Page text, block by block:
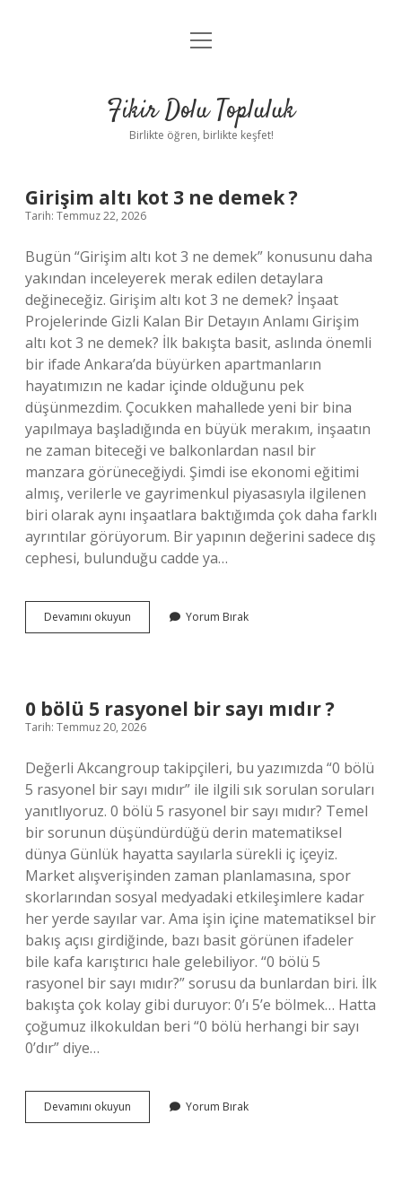
Anasayfa
Yasal Uyarı
menüyü
Fikir Dolu Topluluk
Birlikte öğren, birlikte keşfet!
Fikir
Dolu
Topluluk
Yazılar
Girişim altı kot 3 ne demek ?
Tarih: Temmuz 22, 2026
Bugün “Girişim altı kot 3 ne demek” konusunu daha
yakından inceleyerek merak edilen detaylara
değineceğiz. Girişim altı kot 3 ne demek? İnşaat
Projelerinde Gizli Kalan Bir Detayın Anlamı Girişim
altı kot 3 ne demek? İlk bakışta basit, aslında önemli
bir ifade Ankara’da büyürken apartmanların
hayatımızın ne kadar içinde olduğunu pek
düşünmezdim. Çocukken mahallede yeni bir bina
yapılmaya başladığında en büyük merakım, inşaatın
ne zaman biteceği ve balkonlardan nasıl bir
manzara görüneceğiydi. Şimdi ise ekonomi eğitimi
almış, verilerle ve gayrimenkul piyasasıyla ilgilenen
biri olarak aynı inşaatlara baktığımda çok daha farklı
ayrıntılar görüyorum. Bir yapının değerini sadece dış
cephesi, bulunduğu cadde ya…
Devamını okuyun
altı
?
Yorum Bırak
0 bölü 5 rasyonel bir sayı mıdır ?
Tarih: Temmuz 20, 2026
Değerli Akcangroup takipçileri, bu yazımızda “0 bölü
5 rasyonel bir sayı mıdır” ile ilgili sık sorulan soruları
yanıtlıyoruz. 0 bölü 5 rasyonel bir sayı mıdır? Temel
bir sorunun düşündürdüğü derin matematiksel
dünya Günlük hayatta sayılarla sürekli iç içeyiz.
Market alışverişinden zaman planlamasına, spor
skorlarından sosyal medyadaki etkileşimlere kadar
her yerde sayılar var. Ama işin içine matematiksel bir
bakış açısı girdiğinde, bazı basit görünen ifadeler
bile kafa karıştırıcı hale gelebiliyor. “0 bölü 5
rasyonel bir sayı mıdır?” sorusu da bunlardan biri. İlk
bakışta çok kolay gibi duruyor: 0’ı 5’e bölmek… Hatta
çoğumuz ilkokuldan beri “0 bölü herhangi bir sayı
0’dır” diye…
Devamını okuyun
bölü
Yorum Bırak